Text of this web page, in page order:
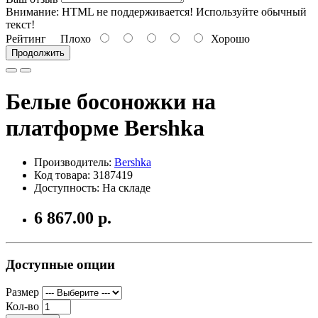
Внимание: HTML не поддерживается! Используйте обычный
текст!
Рейтинг Плохо Хорошо
Продолжить
Белые босоножки на
платформе Bershka
Производитель: Bershka
Код товара: 3187419
Доступность: На складе
6 867.00 р.
Доступные опции
Размер
Кол-во